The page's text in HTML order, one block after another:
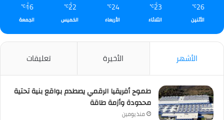
26
℃
الأثنين
23
℃
الثلاثاء
24
℃
الأربعاء
22
℃
الخميس
16
℃
الجمعة
الأشهر الأخيرة تعليقات
طموح أفريقيا الرقمي يصطدم بواقع بنية تحتية
محدودة وأزمة طاقة
منذ يومين